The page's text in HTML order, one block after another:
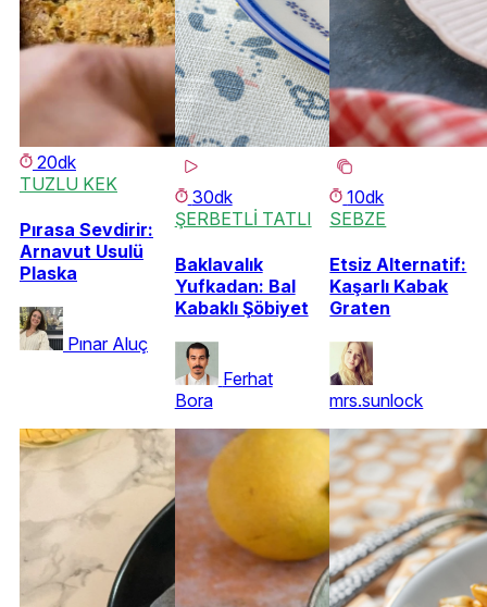
20dk
TUZLU KEK
Pırasa Sevdirir:
Arnavut Usulü
Plaska
Pınar Aluç
30dk
ŞERBETLİ TATLI
Baklavalık
Yufkadan: Bal
Kabaklı Şöbiyet
Ferhat
Bora
10dk
SEBZE
Etsiz Alternatif:
Kaşarlı Kabak
Graten
mrs.sunlock